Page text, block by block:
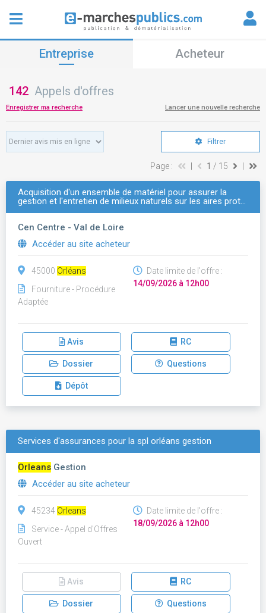
Entreprise Acheteur
142 Appels d'offres
Enregistrer ma recherche Lancer une nouvelle recherche
Filtrer
Page : 1 / 15
Acquisition d'un ensemble de matériel pour assurer la
gestion et l'entretien de milieux naturels sur les aires prot…
Cen Centre - Val de Loire
Accéder au site acheteur
45000 Orléans
Fourniture - Procédure
Adaptée
Date limite de l'offre :
14/09/2026 à 12h00
Avis RC
Dossier Questions
Dépôt
Services d'assurances pour la spl orléans gestion
Orleans Gestion
Accéder au site acheteur
45234 Orleans
Service - Appel d'Offres
Ouvert
Date limite de l'offre :
18/09/2026 à 12h00
Avis RC
Dossier Questions